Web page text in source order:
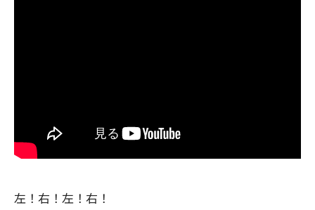
左！右！左！右！